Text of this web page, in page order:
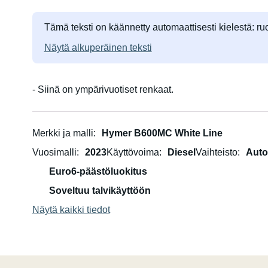
Tämä teksti on käännetty automaattisesti kielestä:
Näytä alkuperäinen teksti
- Siinä on ympärivuotiset renkaat.
Merkki ja malli
Hymer B600MC White Line
Vuosimalli
2023Käyttövoima Diesel Vaihteisto
Euro6-päästöluokitus
Soveltuu talvikäyttöön
Näytä kaikki tiedot